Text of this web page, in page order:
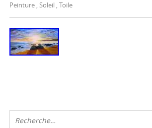
Peinture ,Soleil ,Toile